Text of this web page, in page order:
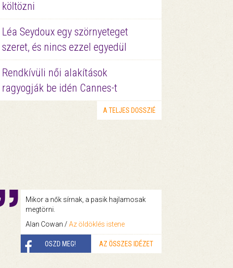
költözni
Léa Seydoux egy szörnyeteget
szeret, és nincs ezzel egyedül
Rendkívüli női alakítások
ragyogják be idén Cannes-t
A TELJES DOSSZIÉ
Mikor a nők sírnak, a pasik hajlamosak
megtörni.
Alan Cowan / Az öldöklés istene
OSZD MEG! AZ ÖSSZES IDÉZET